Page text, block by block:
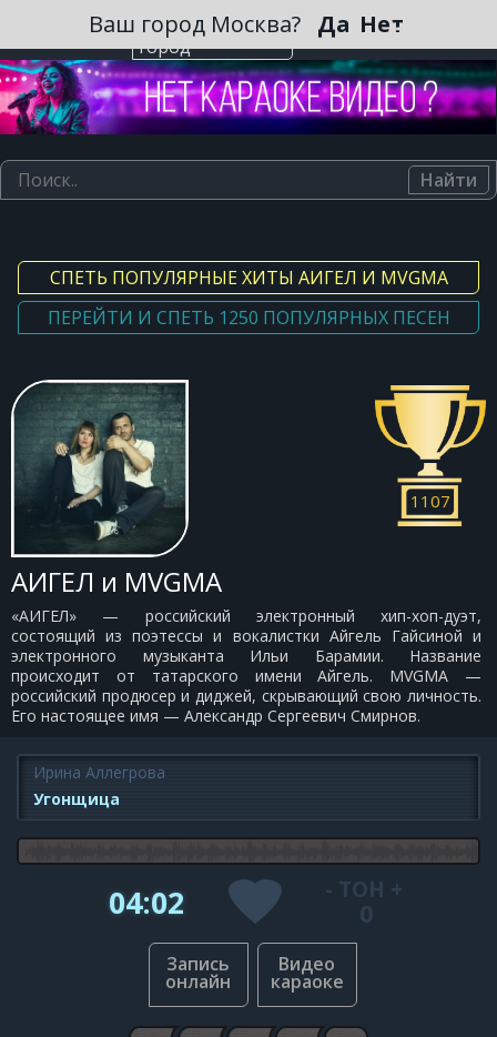
Выберите
город
Ваш город Москва? Да Нет
Найти
СПЕТЬ ПОПУЛЯРНЫЕ ХИТЫ АИГЕЛ И MVGMA
ПЕРЕЙТИ И СПЕТЬ 1250 ПОПУЛЯРНЫХ ПЕСЕН
АИГЕЛ и MVGMA
«АИГЕЛ» — российский электронный хип-хоп-дуэт,
состоящий из поэтессы и вокалистки Айгель Гайсиной и
электронного музыканта Ильи Барамии. Название
происходит от татарского имени Айгель. MVGMA —
российский продюсер и диджей, скрывающий свою личность.
Его настоящее имя — Александр Сергеевич Смирнов.
1107
Ирина Аллегрова
Угонщица
04:02 - ТОН +
0